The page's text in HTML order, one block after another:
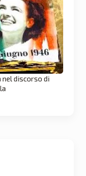
discorso di